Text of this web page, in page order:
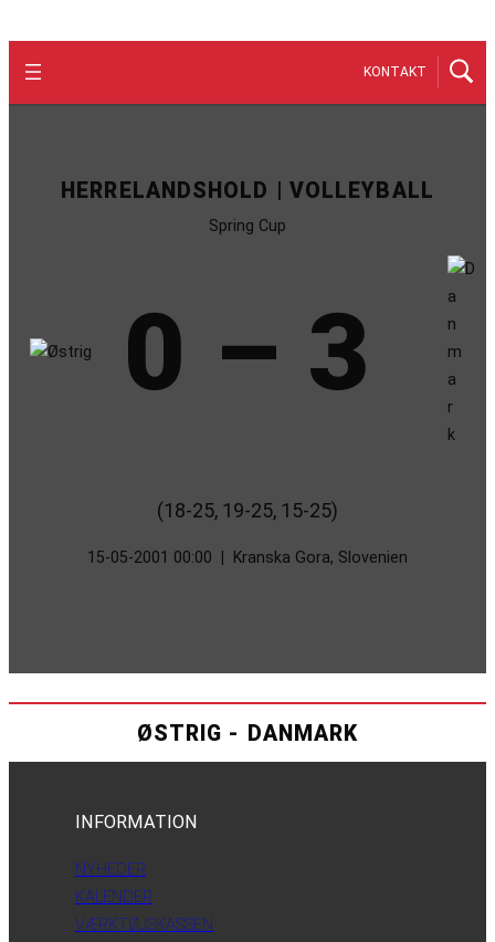
KONTAKT
HERRELANDSHOLD | VOLLEYBALL
Spring Cup
0 – 3
(18-25, 19-25, 15-25)
15-05-2001 00:00 Kranska Gora, Slovenien
ØSTRIG - DANMARK
INFORMATION
NYHEDER
KALENDER
VÆRKTØJSKASSEN